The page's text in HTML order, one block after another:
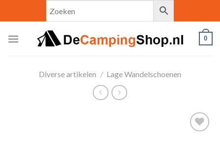
0
Diverse artikelen / Lage Wandelschoenen